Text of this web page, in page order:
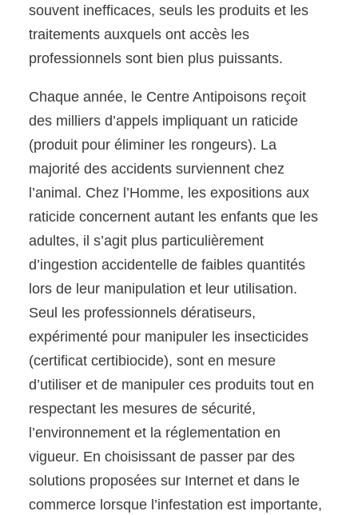
souvent inefficaces, seuls les produits et les
traitements auxquels ont accès les
professionnels sont bien plus puissants.
Chaque année, le Centre Antipoisons reçoit
des milliers d’appels impliquant un raticide
(produit pour éliminer les rongeurs). La
majorité des accidents surviennent chez
l’animal. Chez l’Homme, les expositions aux
raticide concernent autant les enfants que les
adultes, il s’agit plus particulièrement
d’ingestion accidentelle de faibles quantités
lors de leur manipulation et leur utilisation.
Seul les professionnels dératiseurs,
expérimenté pour manipuler les insecticides
(certificat certibiocide), sont en mesure
d’utiliser et de manipuler ces produits tout en
respectant les mesures de sécurité,
l’environnement et la réglementation en
vigueur. En choisissant de passer par des
solutions proposées sur Internet et dans le
commerce lorsque l’infestation est importante,